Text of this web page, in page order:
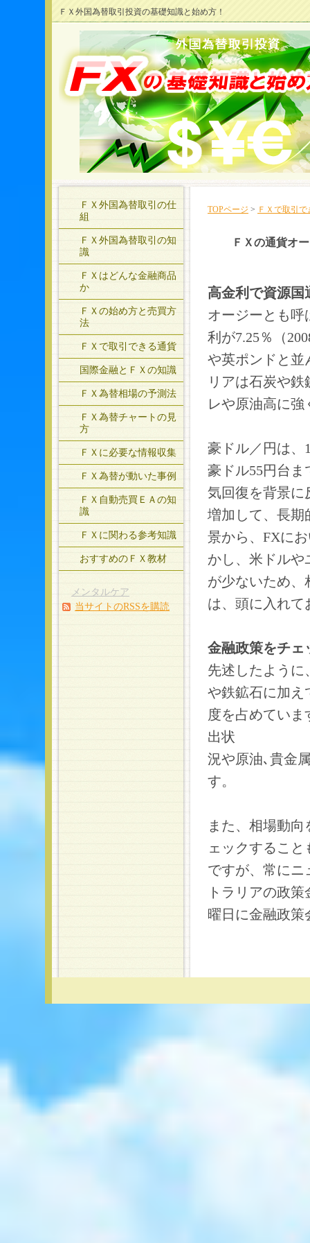
ＦＸ外国為替取引投資の基礎知識と始め方！
TOPページ > ＦＸで取引で
ＦＸの通貨オ
高金利で資源国
オージーとも呼
利が7.25％（
や英ポンドと並
リアは石炭や
レや原油高に
豪ドル／円は、
豪ドル55円台
気回復を背景に
増加して、長期
景から、FXに
かし、米ドルや
が少ないため、
は、頭に入れて
金融政策をチェ
先述したように
や鉄鉱石に加え
度を占めてい
出状
況や原油､貴金
す。
また、相場動
ェックするこ
ですが、常にニ
トラリアの政
曜日に金融政策
ＦＸ外国為替取引の仕
組
ＦＸ外国為替取引の知
識
ＦＸはどんな金融商品
か
ＦＸの始め方と売買方
法
ＦＸで取引できる通貨
国際金融とＦＸの知識
ＦＸ為替相場の予測法
ＦＸ為替チャートの見
方
ＦＸに必要な情報収集
ＦＸ為替が動いた事例
ＦＸ自動売買ＥＡの知
識
ＦＸに関わる参考知識
おすすめのＦＸ教材
メンタルケア
当サイトのRSSを購読